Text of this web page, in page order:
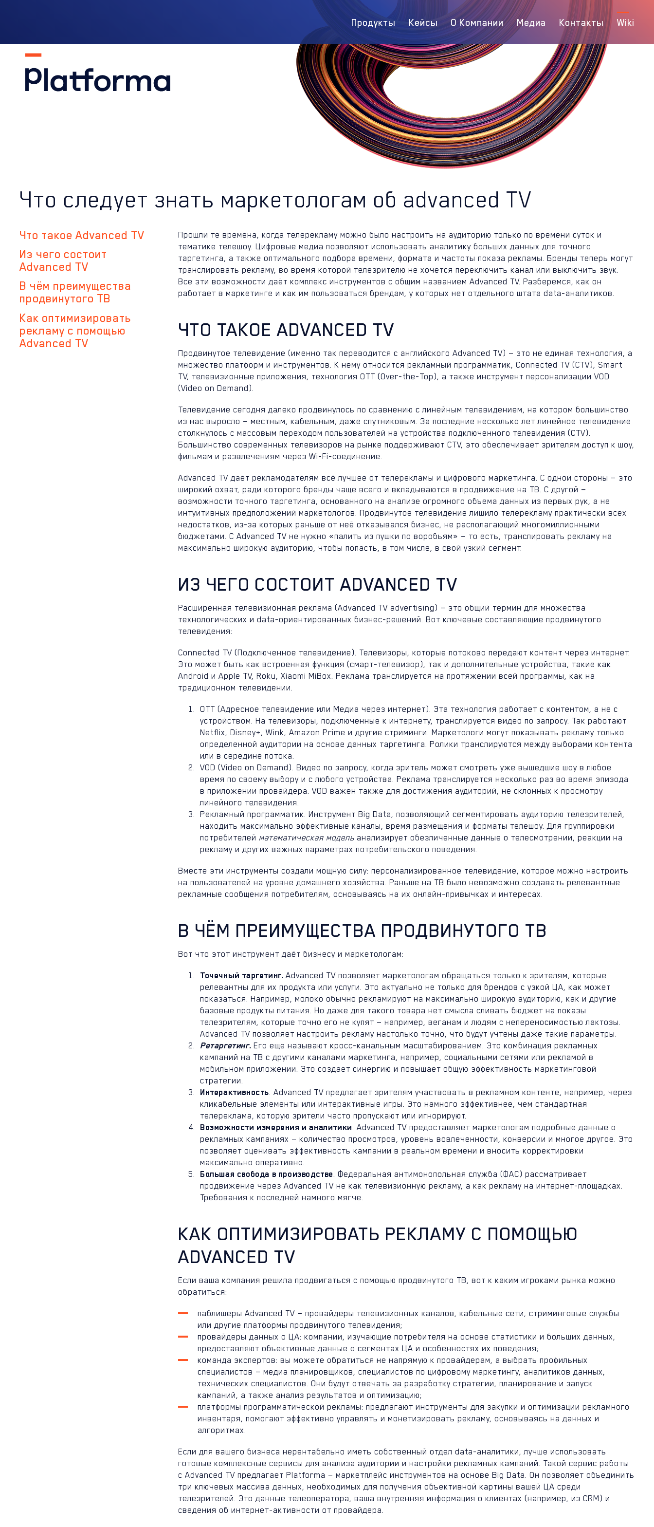
Что следует знать маркетологам об advanced TV
Что такое Advanced TV
Из чего состоит
Advanced TV
В чём преимущества
продвинутого ТВ
Как оптимизировать
рекламу с помощью
Advanced TV
Прошли те времена, когда телерекламу можно было настроить на аудиторию только по времени суток и
тематике телешоу. Цифровые медиа позволяют использовать аналитику больших данных для точного
таргетинга, а также оптимального подбора времени, формата и частоты показа рекламы. Бренды теперь могут
транслировать рекламу, во время которой телезрителю не хочется переключить канал или выключить звук.
Все эти возможности даёт комплекс инструментов с общим названием Advanced TV. Разберемся, как он
работает в маркетинге и как им пользоваться брендам, у которых нет отдельного штата data-аналитиков.
ЧТО ТАКОЕ ADVANCED TV
Продвинутое телевидение (именно так переводится с английского Advanced TV) — это не единая технология, а
множество платформ и инструментов. К нему относится рекламный программатик, Connected TV (CTV), Smart
TV, телевизионные приложения, технология OTT (Over-the-Top), а также инструмент персонализации VOD
(Video on Demand).
Телевидение сегодня далеко продвинулось по сравнению с линейным телевидением, на котором большинство
из нас выросло — местным, кабельным, даже спутниковым. За последние несколько лет линейное телевидение
столкнулось с массовым переходом пользователей на устройства подключенного телевидения (CTV).
Большинство современных телевизоров на рынке поддерживают CTV, это обеспечивает зрителям доступ к шоу,
фильмам и развлечениям через Wi-Fi-соединение.
Advanced TV даёт рекламодателям всё лучшее от телерекламы и цифрового маркетинга. С одной стороны — это
широкий охват, ради которого бренды чаще всего и вкладываются в продвижение на ТВ. С другой —
возможности точного таргетинга, основанного на анализе огромного объема данных из первых рук, а не
интуитивных предположений маркетологов. Продвинутое телевидение лишило телерекламу практически всех
недостатков, из-за которых раньше от неё отказывался бизнес, не располагающий многомиллионными
бюджетами. С Advanced TV не нужно «палить из пушки по воробьям» — то есть, транслировать рекламу на
максимально широкую аудиторию, чтобы попасть, в том числе, в свой узкий сегмент.
ИЗ ЧЕГО СОСТОИТ ADVANCED TV
Расширенная телевизионная реклама (Advanced TV advertising) — это общий термин для множества
технологических и data-ориентированных бизнес-решений. Вот ключевые составляющие продвинутого
телевидения:
Connected TV (Подключенное телевидение). Телевизоры, которые потоково передают контент через интернет.
Это может быть как встроенная функция (смарт-телевизор), так и дополнительные устройства, такие как
Android и Apple TV, Roku, Xiaomi MiBox. Реклама транслируется на протяжении всей программы, как на
традиционном телевидении.
OTT (Адресное телевидение или Медиа через интернет). Эта технология работает с контентом, а не с
устройством. На телевизоры, подключенные к интернету, транслируется видео по запросу. Так работают
Netflix, Disney+, Wink, Amazon Prime и другие стриминги. Маркетологи могут показывать рекламу только
определенной аудитории на основе данных таргетинга. Ролики транслируются между выборами контента
или в середине потока.
VOD (Video on Demand). Видео по запросу, когда зритель может смотреть уже вышедшие шоу в любое
время по своему выбору и с любого устройства. Реклама транслируется несколько раз во время эпизода
в приложении провайдера. VOD важен также для достижения аудиторий, не склонных к просмотру
линейного телевидения.
Рекламный программатик. Инструмент Big Data, позволяющий сегментировать аудиторию телезрителей,
находить максимально эффективные каналы, время размещения и форматы телешоу. Для группировки
потребителей математическая модель анализирует обезличенные данные о телесмотрении, реакции на
рекламу и других важных параметрах потребительского поведения.
Вместе эти инструменты создали мощную силу: персонализированное телевидение, которое можно настроить
на пользователей на уровне домашнего хозяйства. Раньше на ТВ было невозможно создавать релевантные
рекламные сообщения потребителям, основываясь на их онлайн-привычках и интересах.
В ЧЁМ ПРЕИМУЩЕСТВА ПРОДВИНУТОГО ТВ
Вот что этот инструмент даёт бизнесу и маркетологам:
Точечный таргетинг. Advanced TV позволяет маркетологам обращаться только к зрителям, которые
релевантны для их продукта или услуги. Это актуально не только для брендов с узкой ЦА, как может
показаться. Например, молоко обычно рекламируют на максимально широкую аудиторию, как и другие
базовые продукты питания. Но даже для такого товара нет смысла сливать бюджет на показы
телезрителям, которые точно его не купят — например, веганам и людям с непереносимостью лактозы.
Advanced TV позволяет настроить рекламу настолько точно, что будут учтены даже такие параметры.
Ретаргетинг. Его еще называют кросс-канальным масштабированием. Это комбинация рекламных
кампаний на ТВ с другими каналами маркетинга, например, социальными сетями или рекламой в
мобильном приложении. Это создает синергию и повышает общую эффективность маркетинговой
стратегии.
Интерактивность . Advanced TV предлагает зрителям участвовать в рекламном контенте, например, через
кликабельные элементы или интерактивные игры. Это намного эффективнее, чем стандартная
телереклама, которую зрители часто пропускают или игнорируют.
Возможности измерения и аналитики . Advanced TV предоставляет маркетологам подробные данные о
рекламных кампаниях — количество просмотров, уровень вовлеченности, конверсии и многое другое. Это
позволяет оценивать эффективность кампании в реальном времени и вносить корректировки
максимально оперативно.
Большая свобода в производстве . Федеральная антимонопольная служба (ФАС) рассматривает
продвижение через Advanced TV не как телевизионную рекламу, а как рекламу на интернет-площадках.
Требования к последней намного мягче.
КАК ОПТИМИЗИРОВАТЬ РЕКЛАМУ С ПОМОЩЬЮ
ADVANCED TV
Если ваша компания решила продвигаться с помощью продвинутого ТВ, вот к каким игроками рынка можно
обратиться:
паблишеры Advanced TV — провайдеры телевизионных каналов, кабельные сети, стриминговые службы
или другие платформы продвинутого телевидения;
провайдеры данных о ЦА: компании, изучающие потребителя на основе статистики и больших данных,
предоставляют объективные данные о сегментах ЦА и особенностях их поведения;
команда экспертов: вы можете обратиться не напрямую к провайдерам, а выбрать профильных
специалистов — медиа планировщиков, специалистов по цифровому маркетингу, аналитиков данных,
технических специалистов. Они будут отвечать за разработку стратегии, планирование и запуск
кампаний, а также анализ результатов и оптимизацию;
платформы программатической рекламы: предлагают инструменты для закупки и оптимизации рекламного
инвентаря, помогают эффективно управлять и монетизировать рекламу, основываясь на данных и
алгоритмах.
Если для вашего бизнеса нерентабельно иметь собственный отдел data-аналитики, лучше использовать
готовые комплексные сервисы для анализа аудитории и настройки рекламных кампаний. Такой сервис работы
с Advanced TV предлагает Platforma — маркетплейс инструментов на основе Big Data. Он позволяет объединить
три ключевых массива данных, необходимых для получения объективной картины вашей ЦА среди
телезрителей. Это данные телеоператора, ваша внутренняя информация о клиентах (например, из CRM) и
сведения об интернет-активности от провайдера.
Продукты Кейсы О Компании Медиа Контакты Wiki